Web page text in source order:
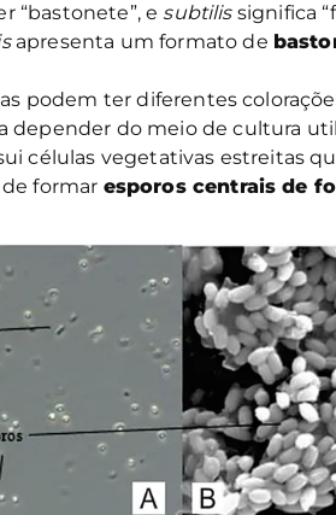
“bastonete”, e subtilis significa
apresenta um formato de
podem ter diferentes
depender do meio de cultura
células vegetativas estreitas
formar esporos centrais de